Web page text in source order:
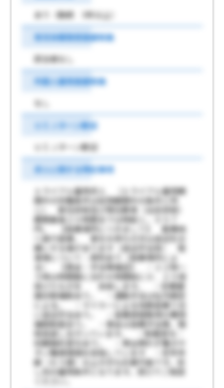
あり（勤続 5年以上）
育児休業取得実績有無
該当者なし
外国人雇用実績有無
なし
ＵＩＪターン歓迎
ＵＩＪターン歓迎
求人に関する特記事項
トライアル雇用求人 （トライアル雇用期
間中の労働条件は試用期間中の条件と同
期間最長２０時間までは時給１，０５７
円。 【就業場所につきまして】 勤務地
へ直行直帰。 車をお持ちの方は送迎をお
願いする事があります（送迎手当有） 駐
車場について：原則あり（就業場所によ
る） 【賃金・手当等補足】 ・２２時～
５時は時間数に合わせ時間給に０．２５倍
掛けたものを 支給します。 ・定期健
康診断補助あり。 ・通勤手当は社内規定
による。 ・マイカーによる他隊員乗り合
い送迎手当あり。 ・各種資格取得の費用
補助制度あり。 ・賃金は各種手当等、随
時見直しを行っています。 ・制服貸与：
初期無料貸与あり。 ・男女問わず働きや
すい職場環境を目指しています ・定年年
齢（６５歳）以上の方も応募可能です。但
し別の雇用条件となります。窓口でご相談
ください。